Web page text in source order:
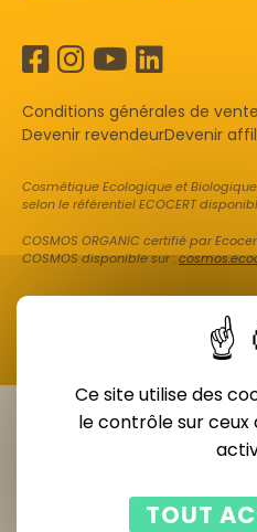
Conditions générales de vente
Devenir revendeurDevenir
Cosmétique Ecologique et
selon le référentiel ECOCERT
COSMOS ORGANIC certifié par
COSMOS disponible sur :
Ce site utilise des
le contrôle sur ceux
TOUT